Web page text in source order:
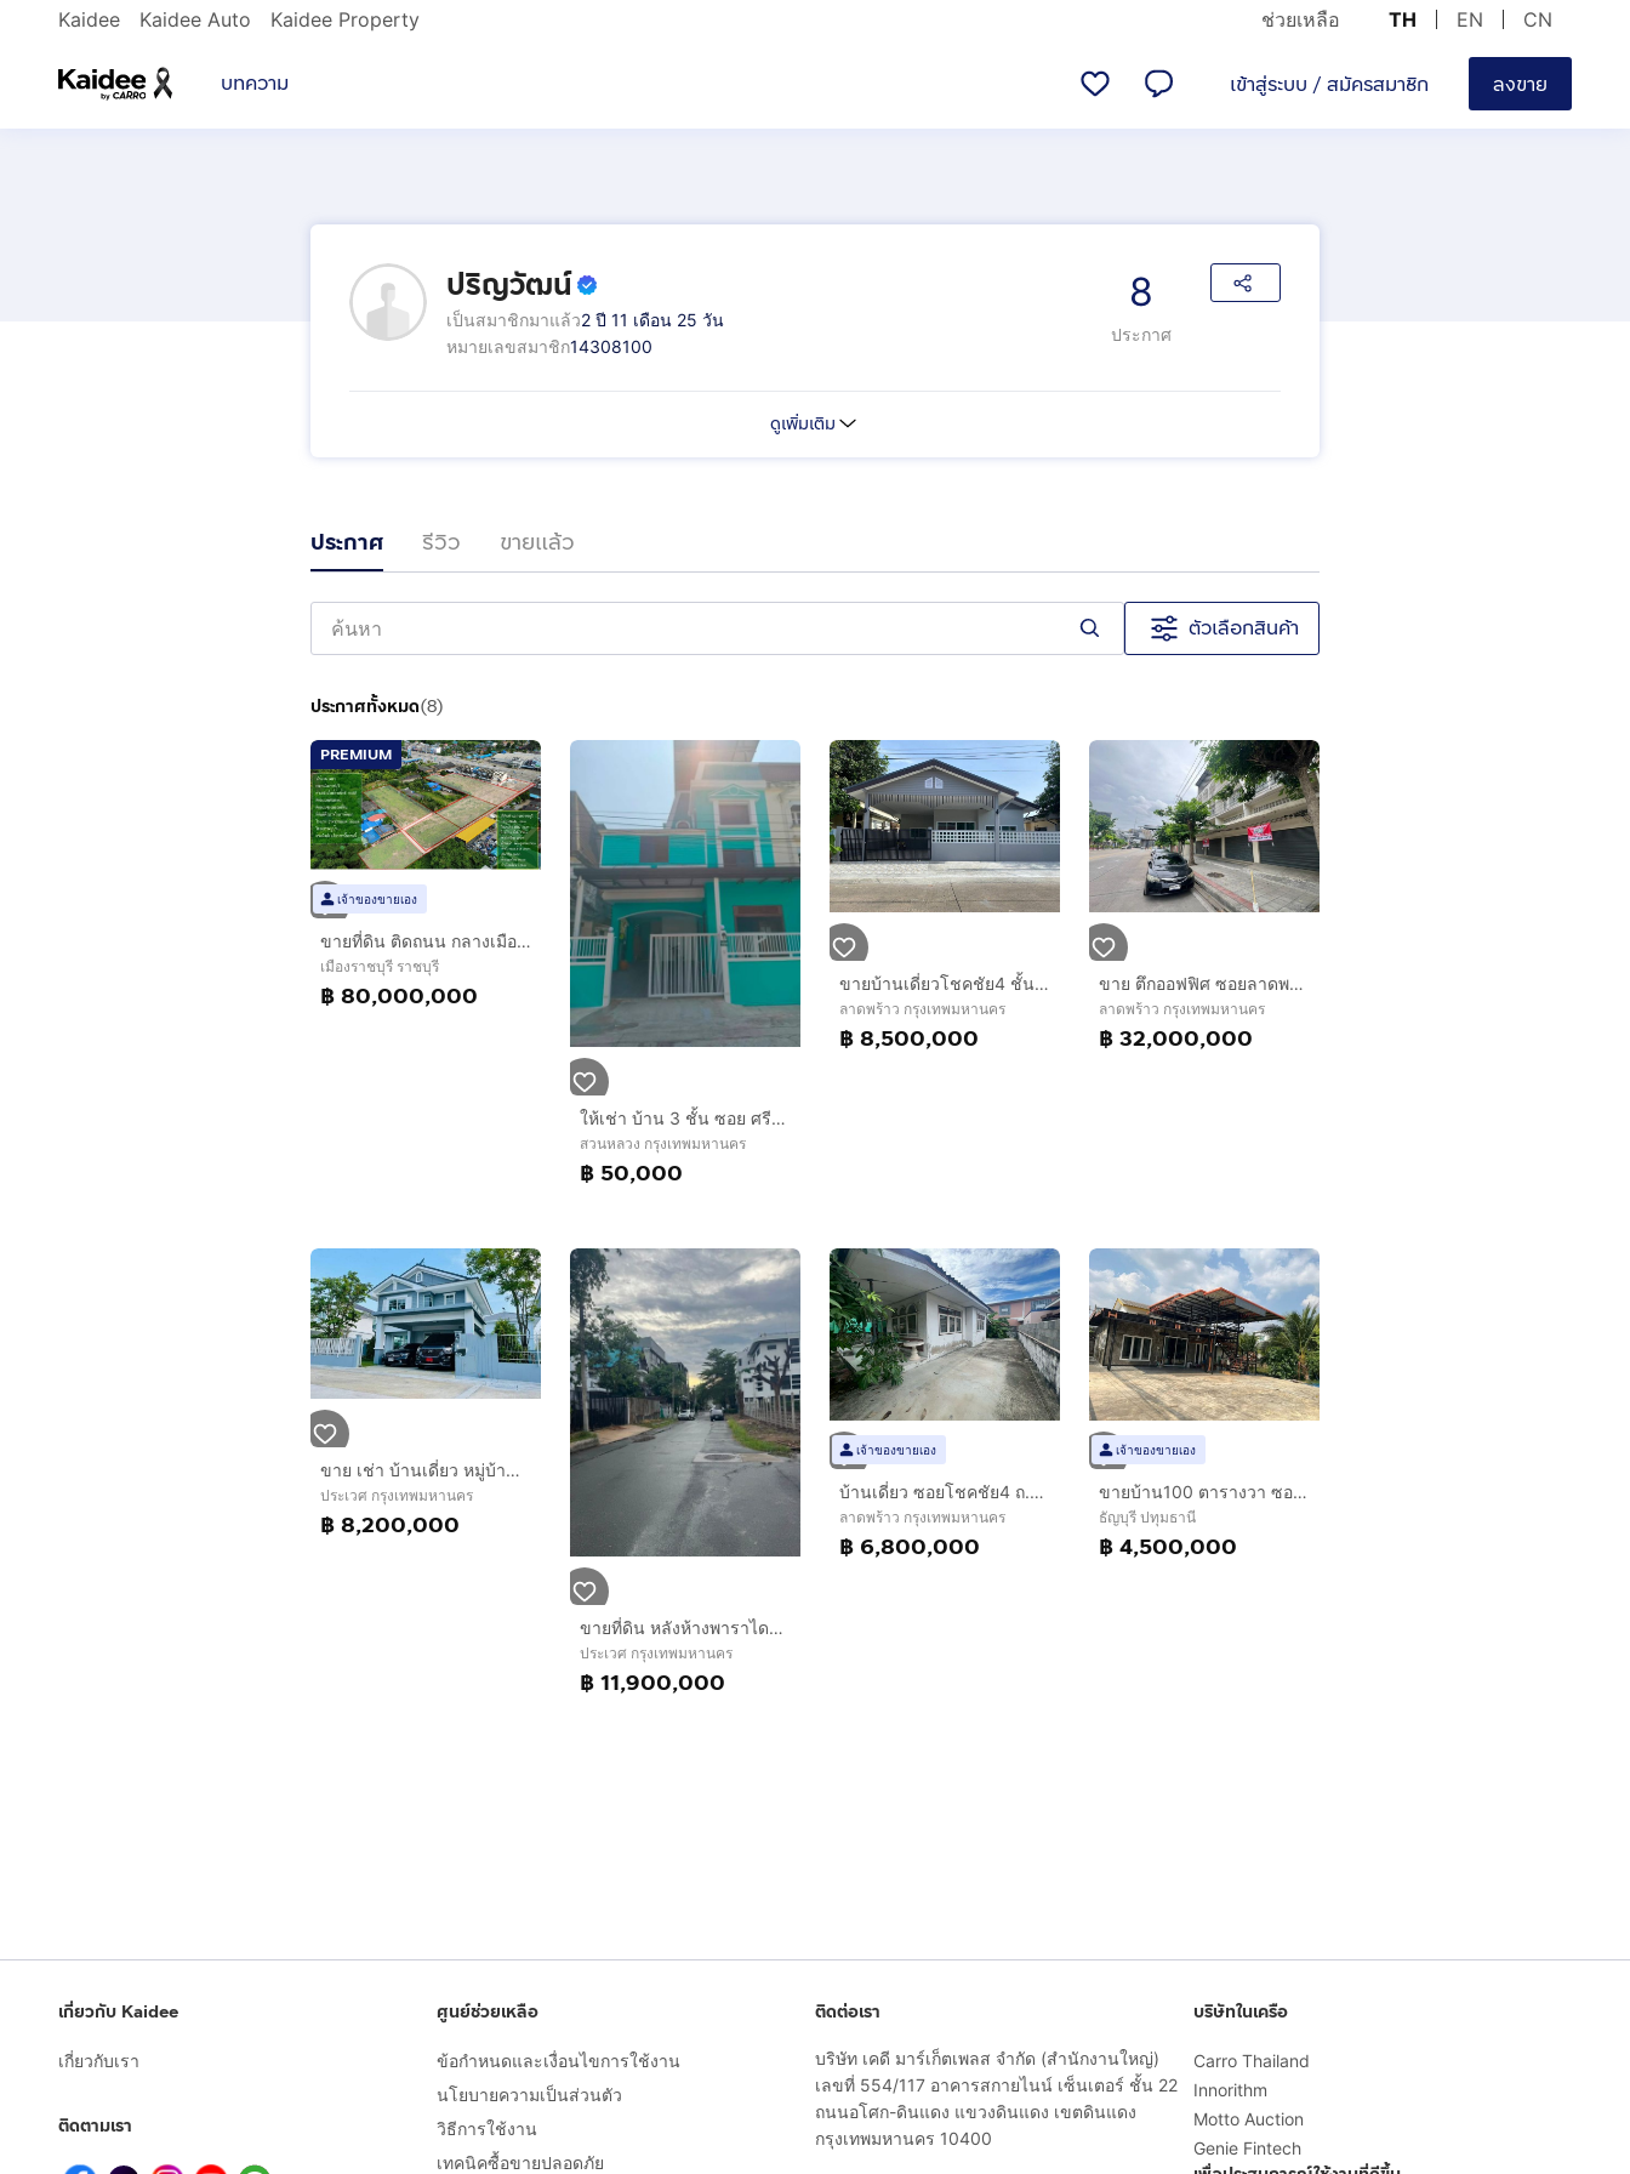
Kaidee Kaidee Auto Kaidee Property ช่วยเหลือ TH EN CN
บทความ เข้าสู่ระบบ / สมัครสมาชิก ลงขาย
ปริญวัฒน์
เป็นสมาชิกมาแล้ว2 ปี 11 เดือน 25 วัน
หมายเลขสมาชิก14308100
8
ประกาศ
ดูเพิ่มเติม
ประกาศ รีวิว ขายแล้ว
ตัวเลือกสินค้า
ประกาศทั้งหมด(8)
PREMIUM
เจ้าของขายเอง
ขายที่ดิน ติดถนน กลางเมืองราชบุรี ติดถนนเพชรเกษม 7 ไร่ 206.5 ตารางวา
เมืองราชบุรี ราชบุรี
฿ 80,000,000
ให้เช่า บ้าน 3 ชั้น ซอย ศรีนครินทร์24 หมู่บ้านศรีนครินทร์แกรนด์แมนชั่น
สวนหลวง กรุงเทพมหานคร
฿ 50,000
ขายบ้านเดี่ยวโชคชัย4 ชั้นเดียว 52 ตรว
ลาดพร้าว กรุงเทพมหานคร
฿ 8,500,000
ขาย ตึกออฟฟิศ ซอยลาดพร้าว 71
ลาดพร้าว กรุงเทพมหานคร
฿ 32,000,000
ขาย เช่า บ้านเดี่ยว หมู่บ้าน Villaggio ศรีนครินทร์ บางนา โครงการ1
ประเวศ กรุงเทพมหานคร
฿ 8,200,000
ขายที่ดิน หลังห้างพาราไดซ์ 74 ตารางวา
ประเวศ กรุงเทพมหานคร
฿ 11,900,000
เจ้าของขายเอง
บ้านเดี่ยว ซอยโชคชัย4 ถ.โชคชัย4 เขตลาดพร้าว กรุงเทพมหานคร
ลาดพร้าว กรุงเทพมหานคร
฿ 6,800,000
เจ้าของขายเอง
ขายบ้าน100 ตารางวา ซอยรังสิต นครนายก 26
ธัญบุรี ปทุมธานี
฿ 4,500,000
เกี่ยวกับ Kaidee
เกี่ยวกับเรา
ติดตามเรา
ศูนย์ช่วยเหลือ
ข้อกำหนดและเงื่อนไขการใช้งาน
นโยบายความเป็นส่วนตัว
วิธีการใช้งาน
เทคนิคซื้อขายปลอดภัย
ติดต่อเรา
บริษัท เคดี มาร์เก็ตเพลส จำกัด (สำนักงานใหญ่)
เลขที่ 554/117 อาคารสกายไนน์ เซ็นเตอร์ ชั้น 22
ถนนอโศก-ดินแดง แขวงดินแดง เขตดินแดง
กรุงเทพมหานคร 10400
บริษัทในเครือ
Carro Thailand
Innorithm
Motto Auction
Genie Fintech